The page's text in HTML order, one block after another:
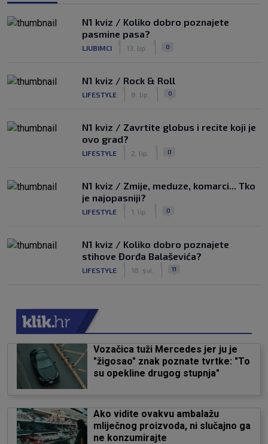
N1 kviz / Koliko dobro poznajete
pasmine pasa?
LJUBIMCI 13. lip. 0
N1 kviz / Rock & Roll
LIFESTYLE 8. lip. 0
N1 kviz / Zavrtite globus i recite koji je
ovo grad?
LIFESTYLE 2. lip. 0
N1 kviz / Zmije, meduze, komarci... Tko
je najopasniji?
LIFESTYLE 1. lip. 0
N1 kviz / Koliko dobro poznajete
stihove Đorđa Balaševića?
LIFESTYLE 18. svi. 11
Vozačica tuži Mercedes jer ju je
"žigosao" znak poznate tvrtke: "To
su opekline drugog stupnja"
Ako vidite ovakvu ambalažu
mliječnog proizvoda, ni slučajno ga
ne konzumirajte